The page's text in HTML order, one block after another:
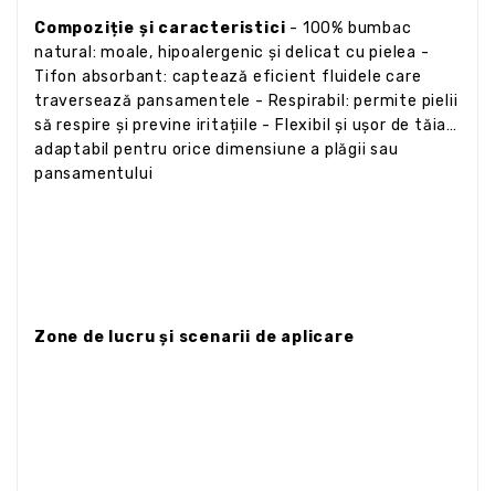
Compoziție și caracteristici - 100% bumbac
natural: moale, hipoalergenic și delicat cu pielea -
Tifon absorbant: captează eficient fluidele care
traversează pansamentele - Respirabil: permite pielii
să respire și previne iritațiile - Flexibil și ușor de tăiat:
adaptabil pentru orice dimensiune a plăgii sau
pansamentului
Zone de lucru și scenarii de aplicare